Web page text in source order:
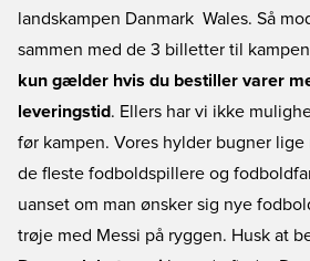
landskampen Danmark  Wales. Så
sammen med de 3 billetter til
kun gælder hvis du bestiller varer
leveringstid. Ellers har vi ikke
før kampen. Vores hylder bugner lige
de fleste fodboldspillere og
uanset om man ønsker sig nye
trøje med Messi på ryggen. Husk at